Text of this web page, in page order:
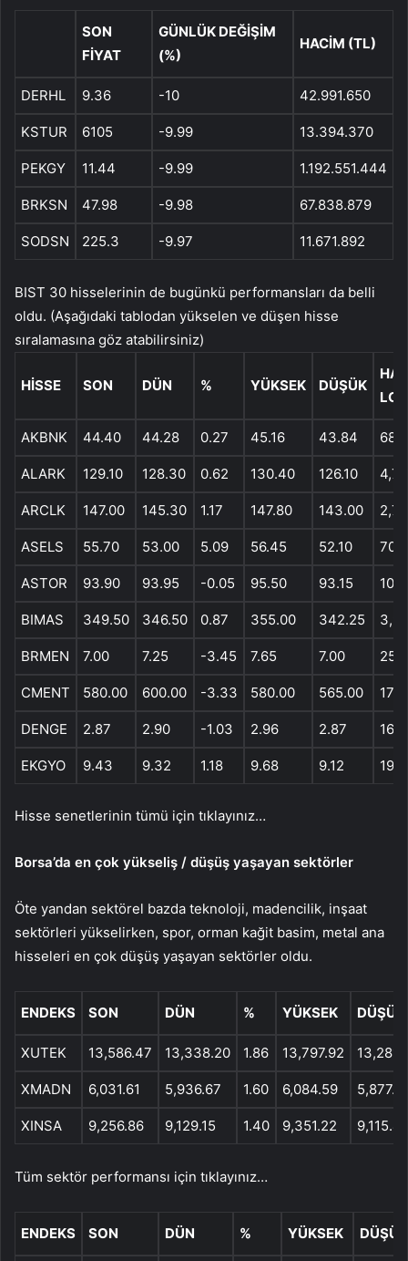
SON
FİYAT
GÜNLÜK DEĞİŞİM
(%)
HACİM (TL)
DERHL 9.36 -10 42.991.650
KSTUR 6105 -9.99 13.394.370
PEKGY 11.44 -9.99 1.192.551.444
BRKSN 47.98 -9.98 67.838.879
SODSN 225.3 -9.97 11.671.892
BIST 30 hisselerinin de bugünkü performansları da belli
oldu. (Aşağıdaki tablodan yükselen ve düşen hisse
sıralamasına göz atabilirsiniz)
HISSE SON DÜN % YÜKSEK DÜŞÜK
LOT
AKBNK 44.40 44.28 0.27 45.16 43.84
ALARK 129.10 128.30 0.62 130.40 126.10
ARCLK 147.00 145.30 1.17 147.80 143.00
ASELS 55.70 53.00 5.09 56.45 52.10
ASTOR 93.90 93.95 -0.05 95.50 93.15
BIMAS 349.50 346.50 0.87 355.00 342.25
BRMEN 7.00 7.25 -3.45 7.65 7.00
CMENT 580.00 600.00 -3.33 580.00 565.00
DENGE 2.87 2.90 -1.03 2.96 2.87
EKGYO 9.43 9.32 1.18 9.68 9.12
Hisse senetlerinin tümü için tıklayınız…
Borsa’da en çok yükseliş / düşüş yaşayan sektörler
Öte yandan sektörel bazda teknoloji, madencilik, inşaat
sektörleri yükselirken, spor, orman kağit basim, metal ana
hisseleri en çok düşüş yaşayan sektörler oldu.
ENDEKS SON DÜN % YÜKSEK DÜŞÜK
XUTEK 13,586.47 13,338.20 1.86 13,797.92
XMADN 6,031.61 5,936.67 1.60 6,084.59
XINSA 9,256.86 9,129.15 1.40 9,351.22
Tüm sektör performansı için tıklayınız…
ENDEKS SON DÜN % YÜKSEK DÜŞÜK